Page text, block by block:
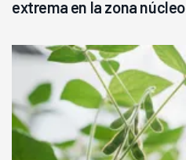
extrema en la zona núcleo